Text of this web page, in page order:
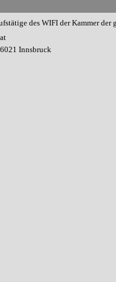
des WIFI der Kammer
Innsbruck